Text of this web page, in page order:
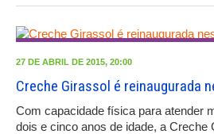
27 DE ABRIL DE 2015, 20:00
Creche Girassol é reinaugurada
Com capacidade física para atender
dois e cinco anos de idade, a Creche